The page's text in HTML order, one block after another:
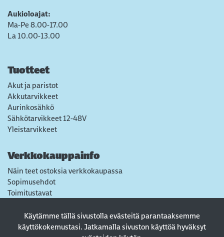
Käytämme tällä sivustolla evästeitä parantaaksemme
käyttökokemustasi. Jatkamalla sivuston käyttöä hyväksyt
Aukioloajat:
Ma-Pe 8.00-17.00
La 10.00-13.00
Tuotteet
Akut ja paristot
Akkutarvikkeet
Aurinkosähkö
Sähkötarvikkeet 12-48V
Yleistarvikkeet
Verkkokauppainfo
Näin teet ostoksia verkkokaupassa
Sopimusehdot
Toimitustavat
Tietosuojaseloste
Usein kysytyt kysymykset